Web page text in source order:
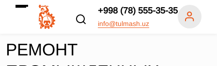
+998 (78) 555-35-35
info@tulmash.uz
РЕМОНТ